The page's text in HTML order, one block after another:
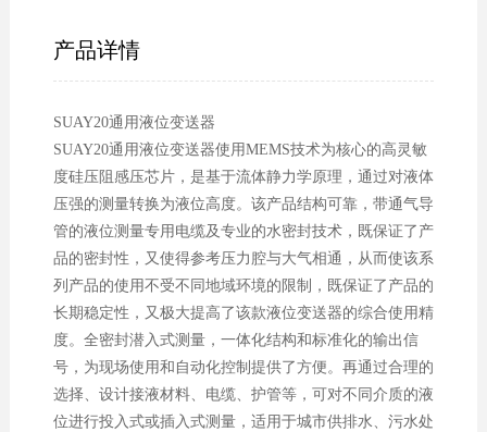
产品详情
SUAY20通用液位变送器
SUAY20通用液位变送器使用MEMS技术为核心的高灵敏
度硅压阻感压芯片，是基于流体静力学原理，通过对液体
压强的测量转换为液位高度。该产品结构可靠，带通气导
管的液位测量专用电缆及专业的水密封技术，既保证了产
品的密封性，又使得参考压力腔与大气相通，从而使该系
列产品的使用不受不同地域环境的限制，既保证了产品的
长期稳定性，又极大提高了该款液位变送器的综合使用精
度。全密封潜入式测量，一体化结构和标准化的输出信
号，为现场使用和自动化控制提供了方便。再通过合理的
选择、设计接液材料、电缆、护管等，可对不同介质的液
位进行投入式或插入式测量，适用于城市供排水、污水处